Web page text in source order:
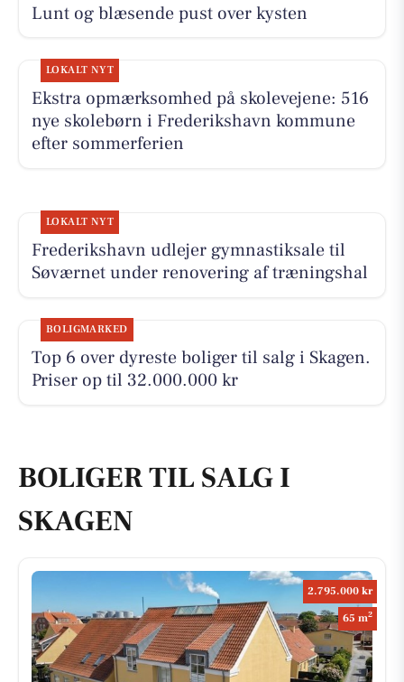
Lunt og blæsende pust over kysten
LOKALT NYT
Ekstra opmærksomhed på skolevejene: 516
nye skolebørn i Frederikshavn kommune
efter sommerferien
LOKALT NYT
Frederikshavn udlejer gymnastiksale til
Søværnet under renovering af træningshal
BOLIGMARKED
Top 6 over dyreste boliger til salg i Skagen.
Priser op til 32.000.000 kr
BOLIGER TIL SALG I
SKAGEN
2.795.000 kr
65 m2